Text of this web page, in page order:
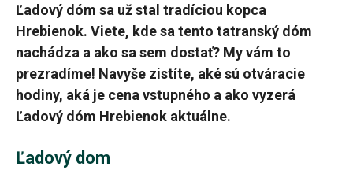
Ľadový dóm sa už stal tradíciou kopca
Hrebienok. Viete, kde sa tento tatranský dóm
nachádza a ako sa sem dostať? My vám to
prezradíme! Navyše zistíte, aké sú otváracie
hodiny, aká je cena vstupného a ako vyzerá
Ľadový dóm Hrebienok aktuálne.
Ľadový dom